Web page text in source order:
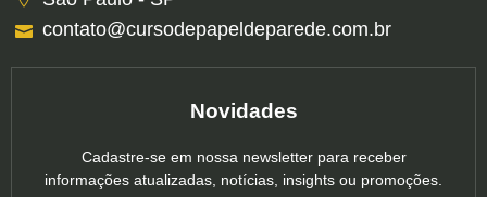
contato@cursodepapeldeparede.com.br
Novidades
Cadastre-se em nossa newsletter para receber
informações atualizadas, notícias, insights ou promoções.